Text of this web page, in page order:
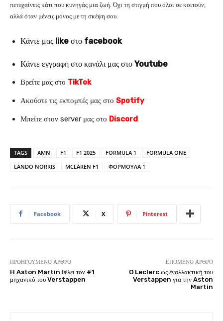
πετυχαίνεις κάτι που κυνηγάς μια ζωή. Όχι τη στιγμή που όλοι σε κοιτούν,
αλλά όταν μένεις μόνος με τη σκέψη σου.
Κάντε μας like στο facebook
Κάντε εγγραφή στο κανάλι μας στο Youtube
Βρείτε μας στο TikTok
Ακούστε τις εκπομπές μας στο Spotify
Μπείτε στον server μας στο Discord
TAGS AMN F1 F1 2025 FORMULA 1
FORMULA ONE
LANDO NORRIS
MCLAREN F1 ΦΟΡΜΟΥΛΑ 1
Facebook X Pinterest
ΠΡΟΗΓΟΎΜΕΝΟ ΆΡΘΡΟ
H Aston Martin θέλει τον #1
μηχανικό του Verstappen
ΕΠΌΜΕΝΟ ΆΡΘΡΟ
O Leclerc ως εναλλακτική του
Verstappen για την Aston
Martin